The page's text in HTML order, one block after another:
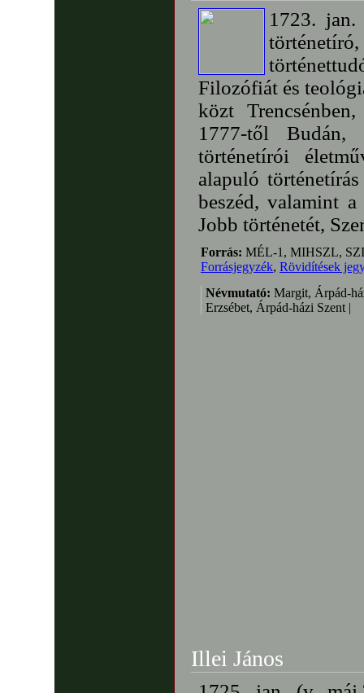
1723. jan.
Filozófiát és
közt
1777-től Budán,
történetírói
alapuló
beszéd, valamint
Jobb történetét,
Forrás: MÉL-1, MIHSZL,
Forrásjegyzék, Rövidítések
Névmutató: Margit, Árpád-
Erzsébet, Árpád-házi Szent |
Illei János